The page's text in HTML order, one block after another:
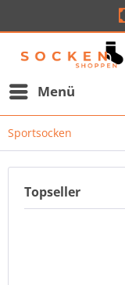
Menü
Sportsocken
Topseller